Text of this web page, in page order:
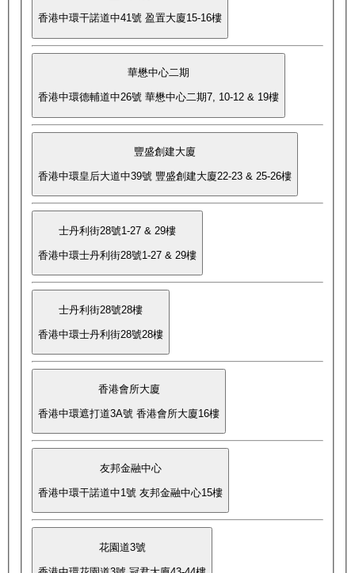
香港中環干諾道中41號 盈置大廈15-16樓
華懋中心二期
香港中環德輔道中26號 華懋中心二期7, 10-12 & 19樓
豐盛創建大廈
香港中環皇后大道中39號 豐盛創建大廈22-23 & 25-26樓
士丹利街28號1-27 & 29樓
香港中環士丹利街28號1-27 & 29樓
士丹利街28號28樓
香港中環士丹利街28號28樓
香港會所大廈
香港中環遮打道3A號 香港會所大廈16樓
友邦金融中心
香港中環干諾道中1號 友邦金融中心15樓
花園道3號